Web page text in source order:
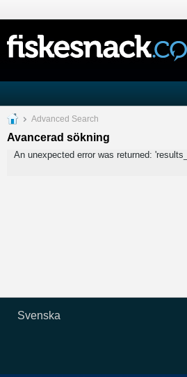
Advanced Search
Avancerad sökning
An unexpected error was returned:
Svenska